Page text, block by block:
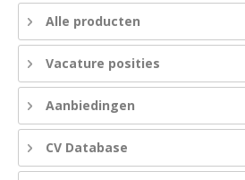
Alle producten
Vacature posities
Aanbiedingen
CV Database